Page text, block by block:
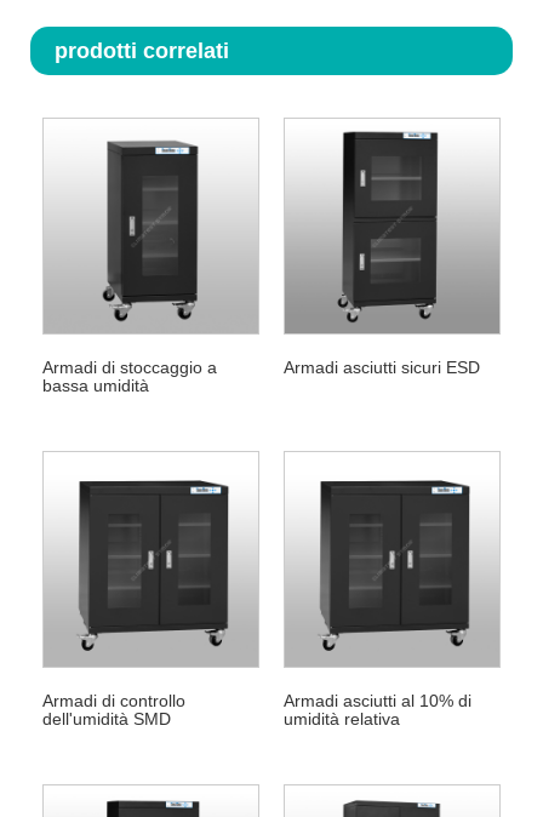
prodotti correlati
Armadi di stoccaggio a
bassa umidità
Armadi asciutti sicuri ESD
Armadi di controllo
dell'umidità SMD
Armadi asciutti al 10% di
umidità relativa